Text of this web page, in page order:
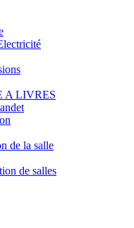
A LIVRES
de la salle
de salles